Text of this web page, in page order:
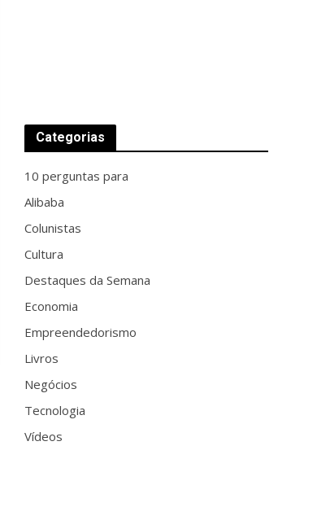
Categorias
10 perguntas para
Alibaba
Colunistas
Cultura
Destaques da Semana
Economia
Empreendedorismo
Livros
Negócios
Tecnologia
Vídeos